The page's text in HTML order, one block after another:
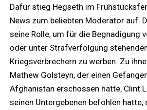
Dafür stieg Hegseth im
News zum beliebten Moderator auf.
seine Rolle, um für die Begnadigung
oder unter Strafverfolgung
Kriegsverbrechern zu werben. Zu
Mathew Golsteyn, der einen
Afghanistan erschossen hatte, Clint
seinen Untergebenen befohlen hatte,